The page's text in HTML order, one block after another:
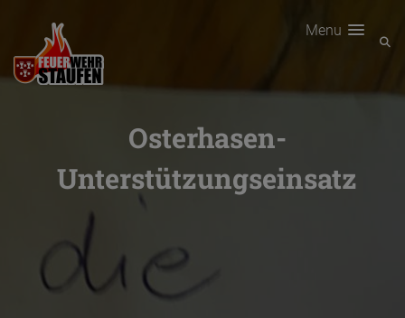
Menu
Osterhasen-
Unterstützungseinsatz